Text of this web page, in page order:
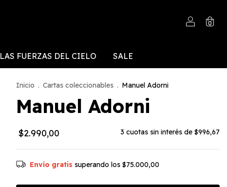
0
LAS FUERZAS DEL CIELO SALE
Inicio . Cartas coleccionables . Manuel Adorni
Manuel Adorni
$2.990,00 3 cuotas sin interés de $996,67
Envío gratis superando los $75.000,00